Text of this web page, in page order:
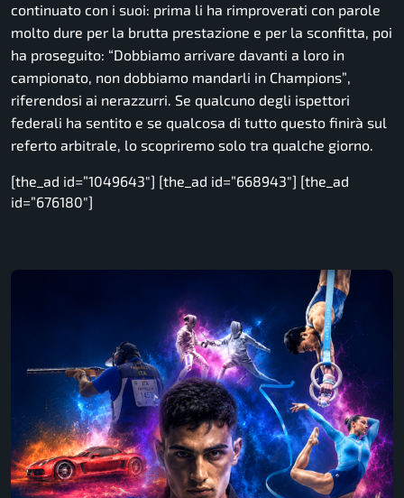
continuato con i suoi: prima li ha rimproverati con parole
molto dure per la brutta prestazione e per la sconfitta, poi
ha proseguito: “Dobbiamo arrivare davanti a loro in
campionato, non dobbiamo mandarli in Champions”,
riferendosi ai nerazzurri. Se qualcuno degli ispettori
federali ha sentito e se qualcosa di tutto questo finirà sul
referto arbitrale, lo scopriremo solo tra qualche giorno.
[the_ad id=”1049643″] [the_ad id=”668943″] [the_ad
id=”676180″]